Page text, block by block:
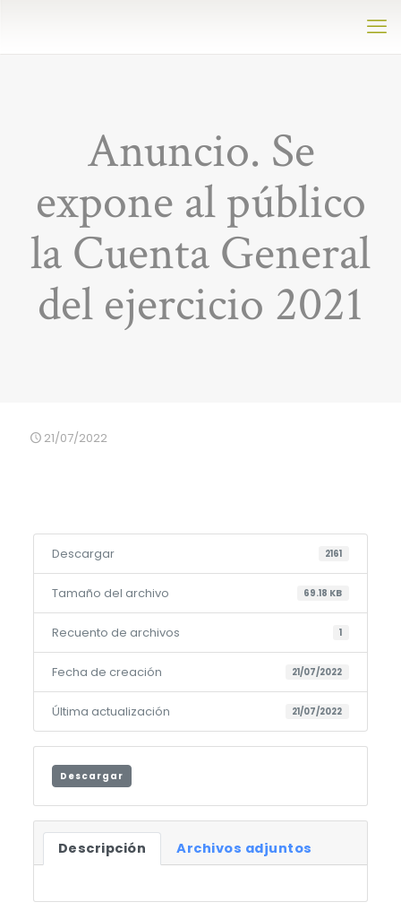
Anuncio. Se
expone al público
la Cuenta General
del ejercicio 2021
21/07/2022
Descargar 2161
Tamaño del archivo 69.18 KB
Recuento de archivos 1
Fecha de creación 21/07/2022
Última actualización 21/07/2022
Descargar
Descripción Archivos adjuntos